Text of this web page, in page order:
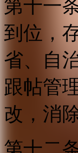
第十一
到位，
省、自
跟帖管
改，消
第十二